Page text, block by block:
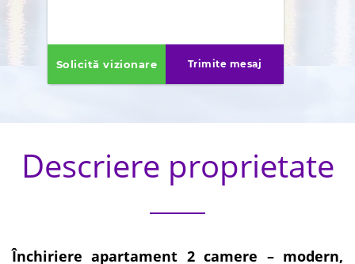
Solicită vizionare Trimite mesaj
Descriere proprietate
Închiriere apartament 2 camere – modern,